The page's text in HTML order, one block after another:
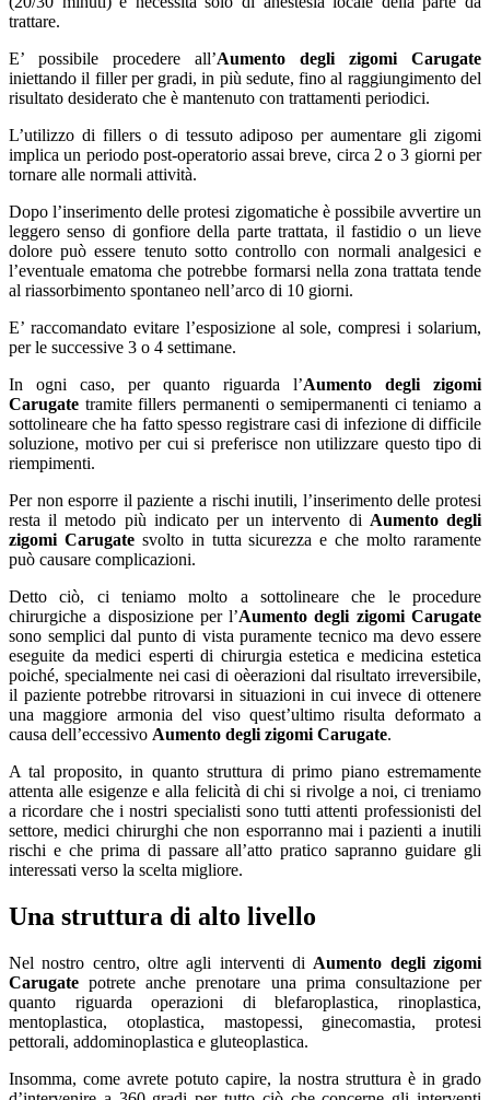
trattare.
E’ possibile procedere all’Aumento degli zigomi Carugate
iniettando il filler per gradi, in più sedute, fino al raggiungimento del
risultato desiderato che è mantenuto con trattamenti periodici.
L’utilizzo di fillers o di tessuto adiposo per aumentare gli zigomi
implica un periodo post-operatorio assai breve, circa 2 o 3 giorni per
tornare alle normali attività.
Dopo l’inserimento delle protesi zigomatiche è possibile avvertire un
leggero senso di gonfiore della parte trattata, il fastidio o un lieve
dolore può essere tenuto sotto controllo con normali analgesici e
l’eventuale ematoma che potrebbe formarsi nella zona trattata tende
al riassorbimento spontaneo nell’arco di 10 giorni.
E’ raccomandato evitare l’esposizione al sole, compresi i solarium,
per le successive 3 o 4 settimane.
In ogni caso, per quanto riguarda l’Aumento degli zigomi
Carugate tramite fillers permanenti o semipermanenti ci teniamo a
sottolineare che ha fatto spesso registrare casi di infezione di difficile
soluzione, motivo per cui si preferisce non utilizzare questo tipo di
riempimenti.
Per non esporre il paziente a rischi inutili, l’inserimento delle protesi
resta il metodo più indicato per un intervento di Aumento degli
zigomi Carugatesvolto in tutta sicurezza e che molto raramente
può causare complicazioni.
Detto ciò, ci teniamo molto a sottolineare che le procedure
chirurgiche a disposizione per l’Aumento degli zigomi Carugate
sono semplici dal punto di vista puramente tecnico ma devo essere
eseguite da medici esperti di chirurgia estetica e medicina estetica
poiché, specialmente nei casi di oèerazioni dal risultato irreversibile,
il paziente potrebbe ritrovarsi in situazioni in cui invece di ottenere
una maggiore armonia del viso quest’ultimo risulta deformato a
causa dell’eccessivo Aumento degli zigomi Carugate.
A tal proposito, in quanto struttura di primo piano estremamente
attenta alle esigenze e alla felicità di chi si rivolge a noi, ci treniamo
a ricordare che i nostri specialisti sono tutti attenti professionisti del
settore, medici chirurghi che non esporranno mai i pazienti a inutili
rischi e che prima di passare all’atto pratico sapranno guidare gli
interessati verso la scelta migliore.
Una struttura di alto livello
Nel nostro centro, oltre agli interventi di Aumento degli zigomi
Carugate potrete anche prenotare una prima consultazione per
quanto riguarda operazioni di blefaroplastica, rinoplastica,
mentoplastica, otoplastica, mastopessi, ginecomastia, protesi
pettorali, addominoplastica e gluteoplastica.
Insomma, come avrete potuto capire, la nostra struttura è in grado